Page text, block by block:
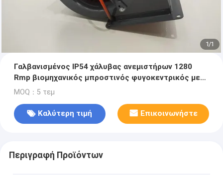
1/1
Γαλβανισμένος IP54 χάλυβας ανεμιστήρων 1280
Rmp βιομηχανικός μπροστινός φυγοκεντρικός με
τον ενιαίο κολπίσκο
MOQ：5 τεμ
Καλύτερη τιμή Επικοινωνήστε
Περιγραφή Προϊόντων